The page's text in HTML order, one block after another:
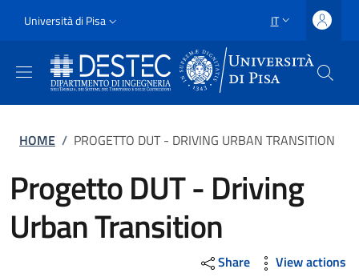
Slim
Università di Pisa SELETTORE
IT
Briciole di pane
HOME / PROGETTO DUT - DRIVING URBAN TRANSITION
Progetto DUT - Driving
Urban Transition
Share View actions